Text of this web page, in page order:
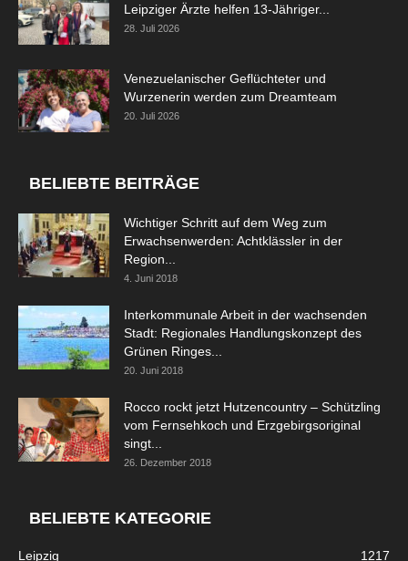
Leipziger Ärzte helfen 13-Jähriger...
28. Juli 2026
Venezuelanischer Geflüchteter und
Wurzenerin werden zum Dreamteam
20. Juli 2026
BELIEBTE BEITRÄGE
Wichtiger Schritt auf dem Weg zum
Erwachsenwerden: Achtklässler in der
Region...
4. Juni 2018
Interkommunale Arbeit in der wachsenden
Stadt: Regionales Handlungskonzept des
Grünen Ringes...
20. Juni 2018
Rocco rockt jetzt Hutzencountry – Schützling
vom Fernsehkoch und Erzgebirgsoriginal
singt...
26. Dezember 2018
BELIEBTE KATEGORIE
Leipzig
1217